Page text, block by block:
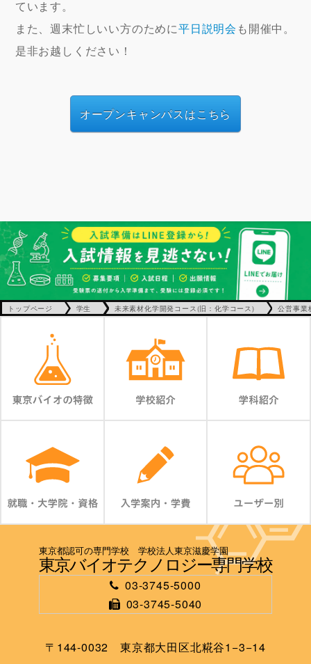
ています。
また、週末忙しいい方のために平日説明会 も開催中。
是非お越しください！
オープンキャンパスはこちら
トップページ 学生 未来素材化学開発コース(旧：化学コース) 公営事業
東京都認可の専門学校 学校法人東京滋慶学園
東京バイオテクノロジー専門学校
03-3745-5000
03-3745-5040
〒144-0032 東京都大田区北糀谷1−3−14